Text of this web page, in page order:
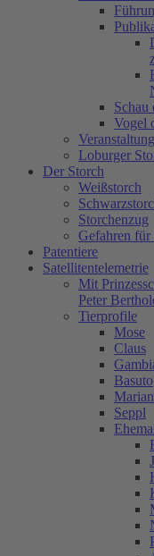
Schau
Vogel
Loburger
Der Storch
Weißstorch
Storchenzug
Gefahren für
Patentiere
Satellitentelemetrie
Mit
Peter
Tierprofile
Mose
Claus
Basuto
Seppl